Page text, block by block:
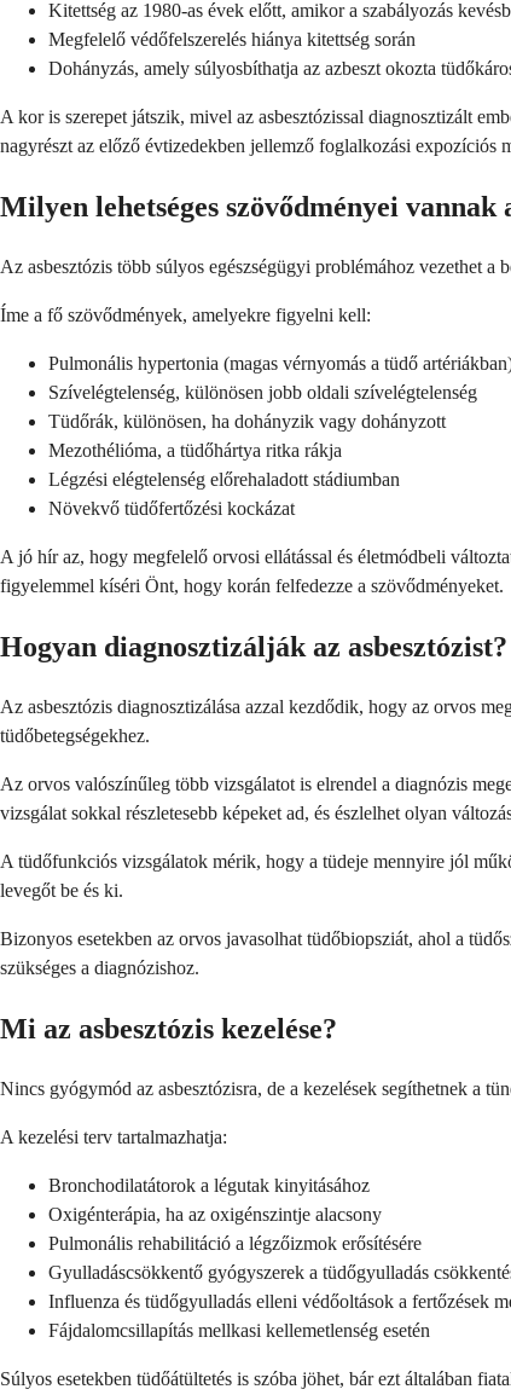
Kitettség az 1980-as évek előtt, amikor a szabályozás
Megfelelő védőfelszerelés hiánya kitettség során
Dohányzás, amely súlyosbíthatja az azbeszt okozta
A kor is szerepet játszik, mivel az asbesztózissal diagnosztizált
nagyrészt az előző évtizedekben jellemző foglalkozási expozíciós
Milyen lehetséges szövődményei vannak
Az asbesztózis több súlyos egészségügyi problémához vezethet a
Íme a fő szövődmények, amelyekre figyelni kell:
Pulmonális hypertonia (magas vérnyomás a tüdő
Szívelégtelenség, különösen jobb oldali szívelégtelenség
Tüdőrák, különösen, ha dohányzik vagy dohányzott
Mezothélióma, a tüdőhártya ritka rákja
Légzési elégtelenség előrehaladott stádiumban
Növekvő tüdőfertőzési kockázat
A jó hír az, hogy megfelelő orvosi ellátással és életmódbeli
figyelemmel kíséri Önt, hogy korán felfedezze a szövődményeket.
Hogyan diagnosztizálják az asbesztózist?
Az asbesztózis diagnosztizálása azzal kezdődik, hogy az orvos
tüdőbetegségekhez.
Az orvos valószínűleg több vizsgálatot is elrendel a diagnózis
vizsgálat sokkal részletesebb képeket ad, és észlelhet olyan
A tüdőfunkciós vizsgálatok mérik, hogy a tüdeje mennyire jól
levegőt be és ki.
Bizonyos esetekben az orvos javasolhat tüdőbiopsziát, ahol a
szükséges a diagnózishoz.
Mi az asbesztózis kezelése?
Nincs gyógymód az asbesztózisra, de a kezelések segíthetnek a
A kezelési terv tartalmazhatja:
Bronchodilatátorok a légutak kinyitásához
Oxigénterápia, ha az oxigénszintje alacsony
Pulmonális rehabilitáció a légzőizmok erősítésére
Gyulladáscsökkentő gyógyszerek a tüdőgyulladás
Influenza és tüdőgyulladás elleni védőoltások a fertőzések
Fájdalomcsillapítás mellkasi kellemetlenség esetén
Súlyos esetekben tüdőátültetés is szóba jöhet, bár ezt általában